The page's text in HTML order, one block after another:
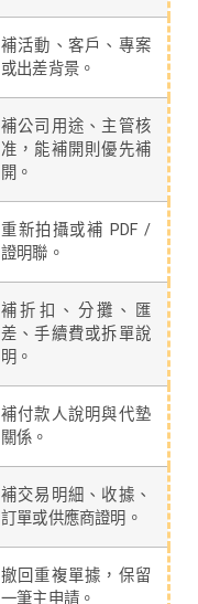
補活動、客戶、專案
或出差背景。
補公司用途、主管核
准，能補開則優先補
開。
重新拍攝或補 PDF /
證明聯。
補折扣、分攤、匯
差、手續費或拆單說
明。
補付款人說明與代墊
關係。
補交易明細、收據、
訂單或供應商證明。
撤回重複單據，保留
一筆主申請。